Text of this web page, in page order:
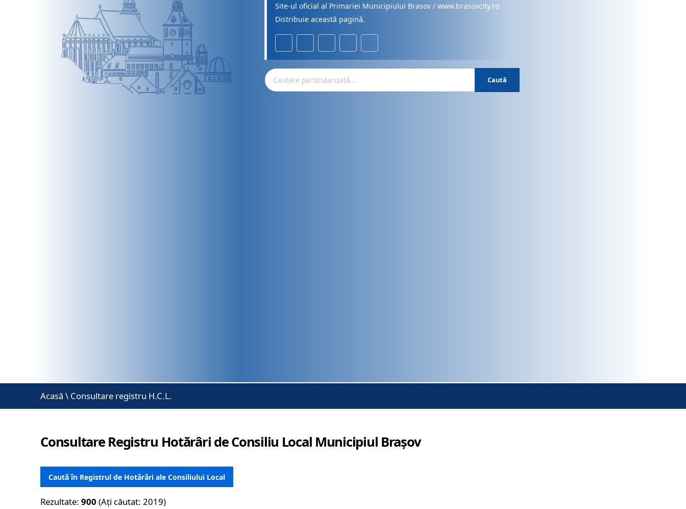
Site-ul oficial al Primariei Municipiului Brasov / www.brasovcity.ro
Distribuie această pagină.
Caută
Acasă \ Consultare registru H.C.L.
Consultare Registru Hotărâri de Consiliu Local Municipiul Brașov
Caută în Registrul de Hotărâri ale Consiliului Local
Rezultate:900 (Ați căutat: 2019)